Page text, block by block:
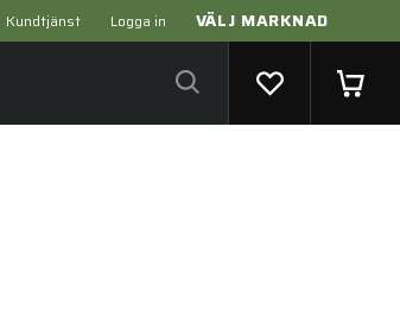
Kundtjänst Logga in VÄLJ MARKNAD